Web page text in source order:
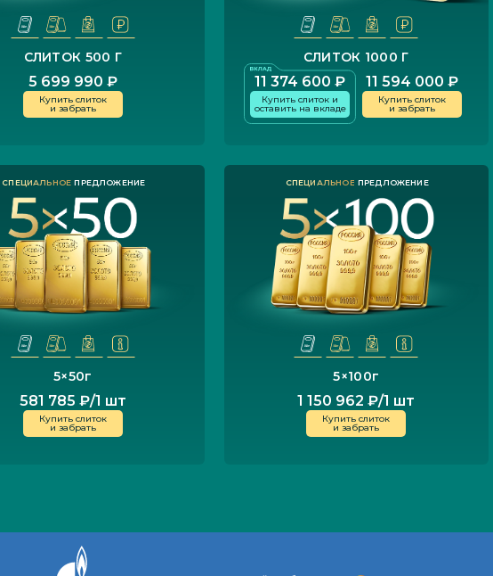
СЛИТОК 500 Г
5 699 990 ₽
Купить слиток
и забрать
СЛИТОК 1000 Г
11 374 600 ₽
Купить слиток и
оставить на вкладе
11 594 000 ₽
Купить слиток
и забрать
5×50г
581 785 ₽/1 шт
Купить слиток
и забрать
5×100г
1 150 962 ₽/1 шт
Купить слиток
и забрать